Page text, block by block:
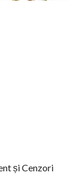
și Cenzori